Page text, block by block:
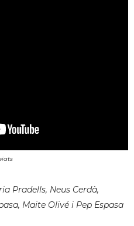
Pradells, Neus Cerdà,
Maite Olivé i Pep Espasa